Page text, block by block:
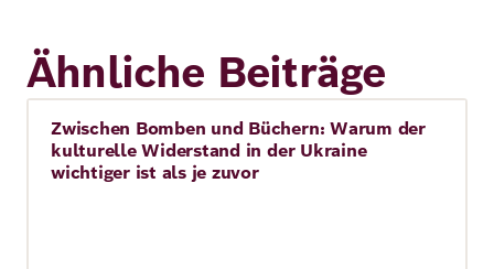
Ähnliche Beiträge
Story
Zwischen Bomben und Büchern: Warum der
kulturelle Widerstand in der Ukraine
wichtiger ist als je zuvor